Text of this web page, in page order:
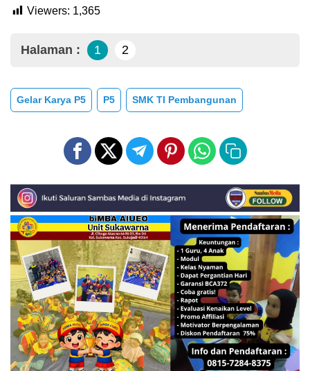
Viewers: 1,365
Halaman : 1 2
Gelar Karya P5 P5 SMK TI Pembangunan